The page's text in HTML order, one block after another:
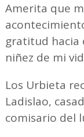
Amerita que
gratitud hacia
niñez de mi
Los Urbieta
Ladislao,
comisario del